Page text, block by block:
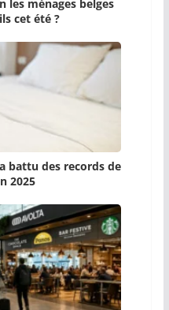
les ménages belges
cet été ?
battu des records de
2025